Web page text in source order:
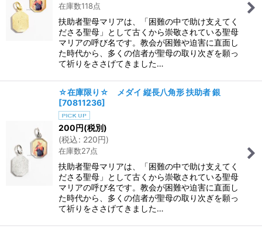
在庫数118点
扶助者聖母マリアは、「困難の中で助け支えてく
ださる聖母」として古くから崇敬されている聖母
マリアの呼び名です。教会が困難や迫害に直面し
た時代から、多くの信者が聖母の取り次ぎを願っ
て祈りをささげてきました…
☆在庫限り☆ メダイ 縦長八角形 扶助者 銀
[70811236]
200円(税別)
(税込: 220円)
在庫数27点
扶助者聖母マリアは、「困難の中で助け支えてく
ださる聖母」として古くから崇敬されている聖母
マリアの呼び名です。教会が困難や迫害に直面し
た時代から、多くの信者が聖母の取り次ぎを願っ
て祈りをささげてきました…